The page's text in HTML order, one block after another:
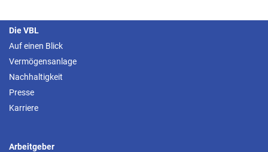
Die VBL
Auf einen Blick
Vermögensanlage
Nachhaltigkeit
Presse
Karriere
Arbeitgeber